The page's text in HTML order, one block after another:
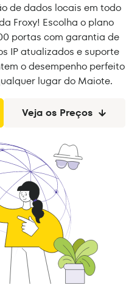
de dados locais em todo
Froxy! Escolha o plano
portas com garantia de
IP atualizados e suporte
o desempenho perfeito
lugar do Maiote.
Veja os Preços